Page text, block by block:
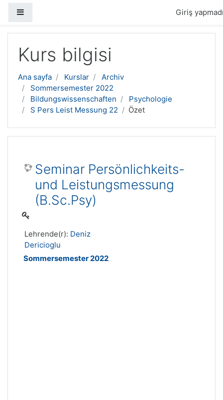
Giriş
Kurs bilgisi
Ana sayfa Kurslar
Archiv
Sommersemester 2022
Bildungswissenschaften
Psychologie
S Pers Leist Messung 22
Özet
Seminar Persönlichkeits-
und Leistungsmessung
(B.Sc.Psy)
Lehrende(r): Deniz
Dericioglu
Sommersemester 2022